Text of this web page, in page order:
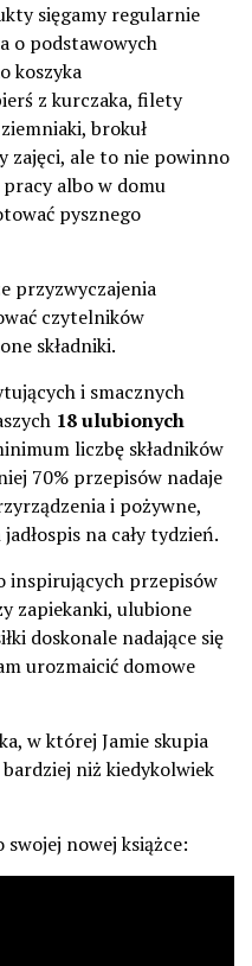
sięgamy regularnie
o podstawowych
koszyka
z kurczaka, filety
brokuł
zajęci, ale to nie powinno
pracy albo w domu
pysznego
przyzwyczajenia
czytelników
składniki.
i smacznych
18 ulubionych
liczbę składników
70% przepisów nadaje
i pożywne,
na cały tydzień.
inspirujących przepisów
zapiekanki, ulubione
doskonale nadające się
urozmaicić domowe
w której Jamie skupia
niż kiedykolwiek
swojej nowej książce: